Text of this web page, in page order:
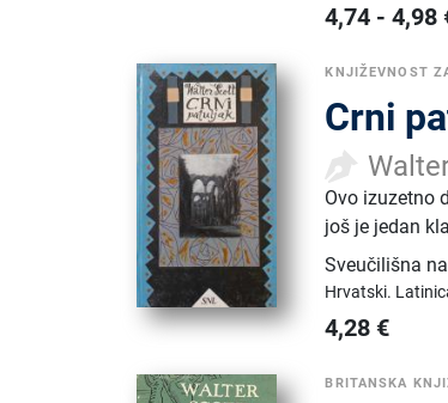
4,74 -4,98
KNJIŽEVNOST
Crni
Ovo izuzetno
još je jedan
Sveučilišna
Hrvatski.
4,28 €
BRITANSKA